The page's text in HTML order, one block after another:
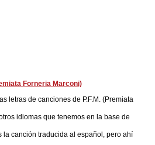
Forneria Marconi)
letras de canciones de P.F.M. (Premiata
idiomas que tenemos en la base de
la canción traducida al español, pero ahí